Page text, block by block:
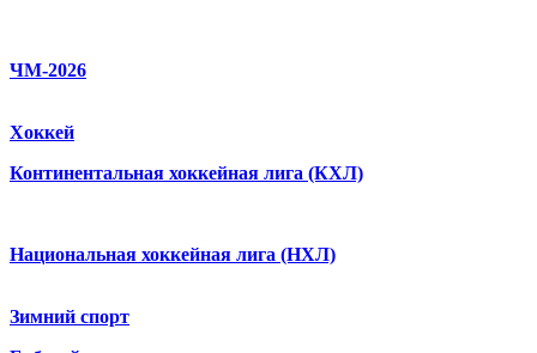
ЧМ-2026
Хоккей
Континентальная хоккейная лига (КХЛ)
Национальная хоккейная лига (НХЛ)
Зимний спорт